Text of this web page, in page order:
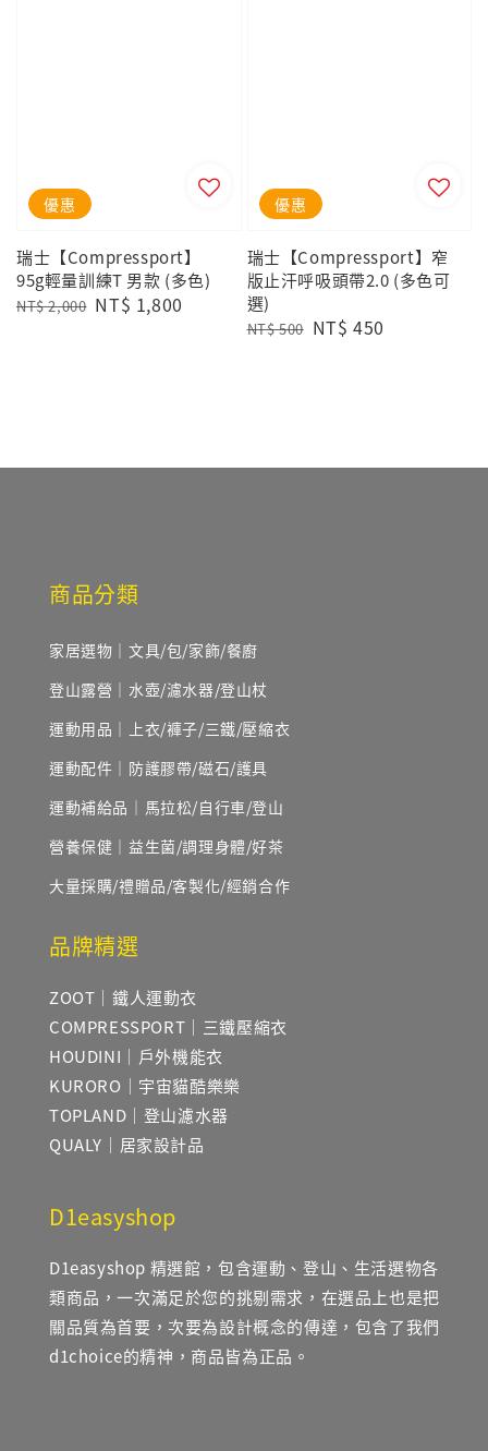
優惠
瑞士【Compressport】
95g輕量訓練T 男款 (多色)
Regular
NT$ 2,000 Sale
NT$ 1,800
優惠
瑞士【Compressport】窄
版止汗呼吸頭帶2.0 (多色可
選)
Regular
NT$ 500 Sale
NT$ 450
商品分類
家居選物｜文具/包/家飾/餐廚
登山露營｜水壺/濾水器/登山杖
運動用品｜上衣/褲子/三鐵/壓縮衣
運動配件｜防護膠帶/磁石/護具
運動補給品｜馬拉松/自行車/登山
營養保健｜益生菌/調理身體/好茶
大量採購/禮贈品/客製化/經銷合作
品牌精選
ZOOT｜鐵人運動衣
COMPRESSPORT｜三鐵壓縮衣
HOUDINI｜戶外機能衣
KURORO｜宇宙貓酷樂樂
TOPLAND｜登山濾水器
QUALY｜居家設計品
D1easyshop
D1easyshop 精選館，包含運動、登山、生活選物各
類商品，一次滿足於您的挑剔需求，在選品上也是把
關品質為首要，次要為設計概念的傳達，包含了我們
d1choice的精神，商品皆為正品。